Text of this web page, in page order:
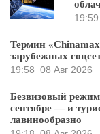
19:59
Термин
зарубежных
19:58 08 Авг 2026
Безвизовый
сентябре — и
лавинообразно